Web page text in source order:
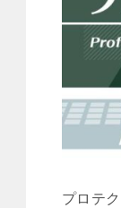
プロテ